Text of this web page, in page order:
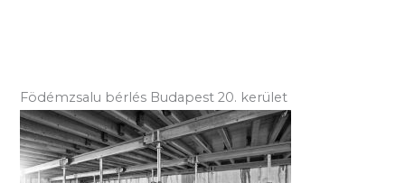
Födémzsalu bérlés Budapest 20. kerület